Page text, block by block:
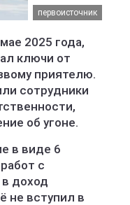
первоисточник
2025 года,
ключи от
приятелю.
сотрудники
об угоне.
в виде 6
с
доход
не вступил в